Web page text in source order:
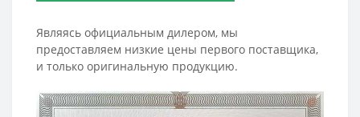
Являясь официальным дилером, мы
предоставляем низкие цены первого поставщика,
и только оригинальную продукцию.